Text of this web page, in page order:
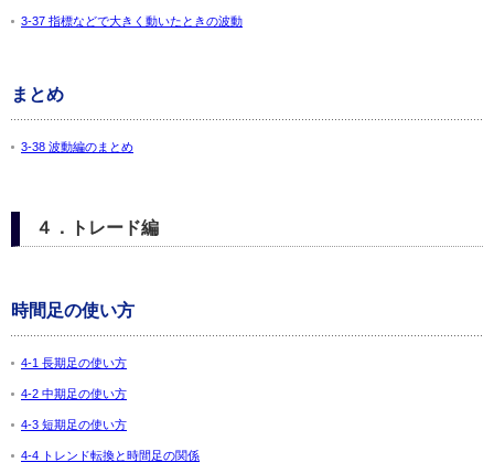
3-37 指標などで大きく動いたときの波動
まとめ
3-38 波動編のまとめ
４．トレード編
時間足の使い方
4-1 長期足の使い方
4-2 中期足の使い方
4-3 短期足の使い方
4-4 トレンド転換と時間足の関係